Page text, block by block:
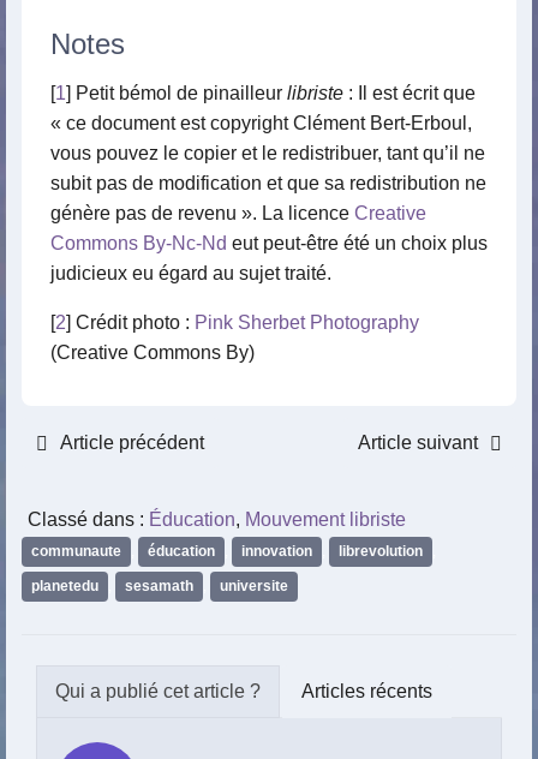
Notes
[1] Petit bémol de pinailleur libriste : Il est écrit que
« ce document est copyright Clément Bert-Erboul,
vous pouvez le copier et le redistribuer, tant qu’il ne
subit pas de modification et que sa redistribution ne
génère pas de revenu ». La licence Creative
Commons By-Nc-Nd eut peut-être été un choix plus
judicieux eu égard au sujet traité.
[2] Crédit photo : Pink Sherbet Photography
(Creative Commons By)
Article précédent Article suivant
Classé dans : Éducation, Mouvement libriste
communaute éducation innovation librevolution
planetedu sesamath universite
Articles récents